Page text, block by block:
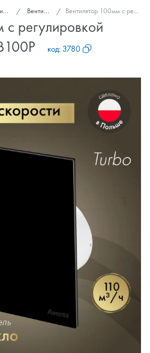
Вентиляторы вытяжные Вентилятор 100мм с регулировкой KWT100CTR-PTGB100P
с регулировкой
код: 3780